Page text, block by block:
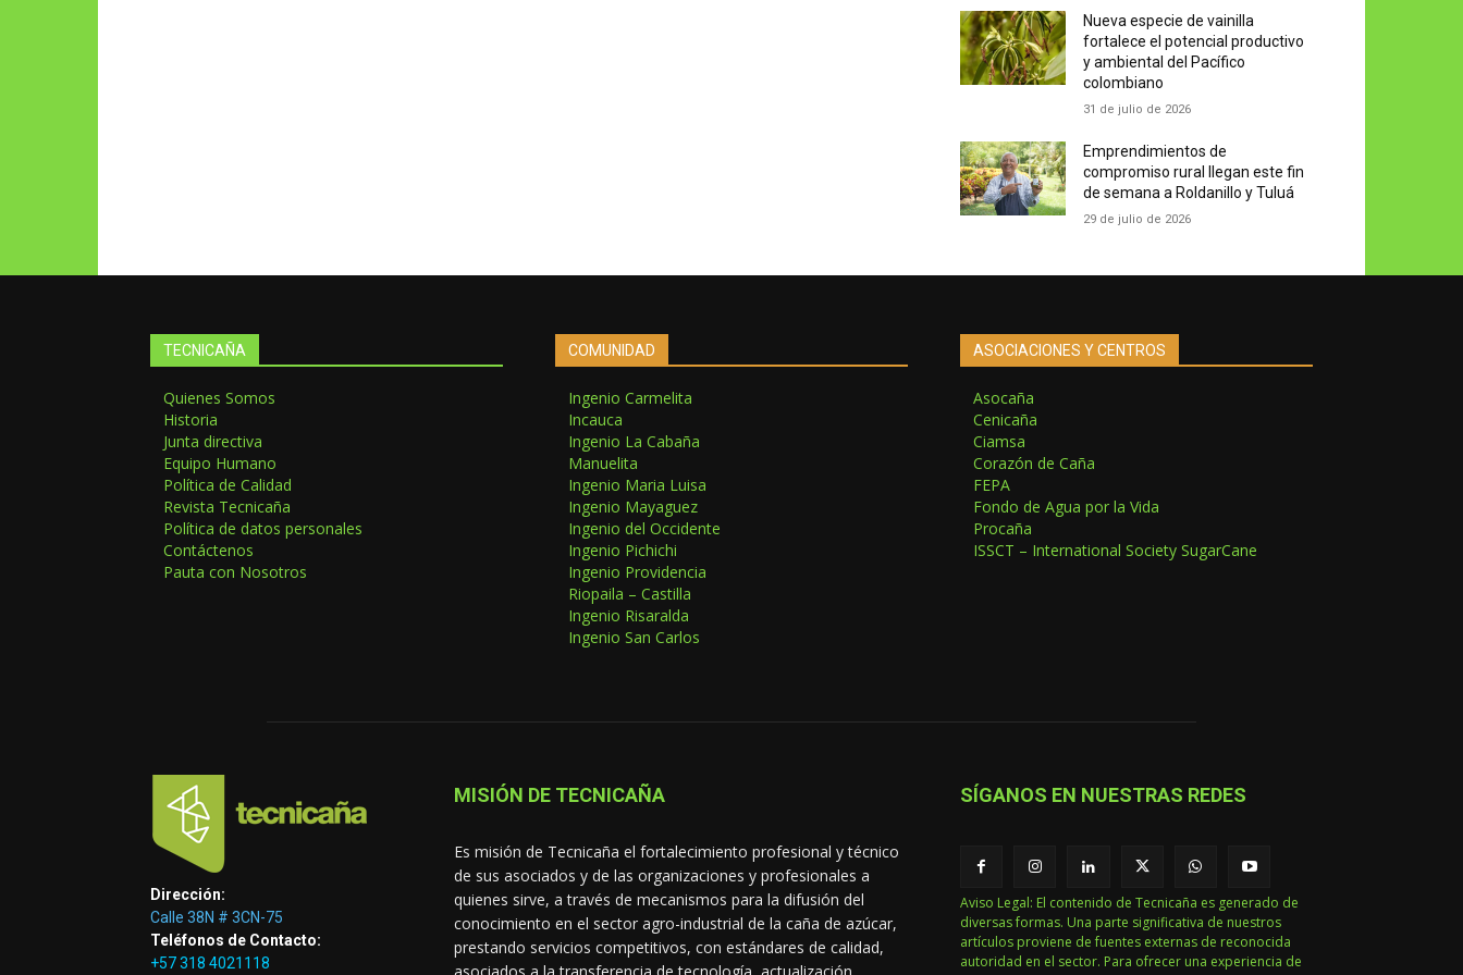
Nueva especie de vainilla
fortalece el potencial productivo
y ambiental del Pacífico
colombiano
31 de julio de 2026
Emprendimientos de
compromiso rural llegan este fin
de semana a Roldanillo y Tuluá
29 de julio de 2026
TECNICAÑA
Quienes Somos
Historia
Junta directiva
Equipo Humano
Política de Calidad
Revista Tecnicaña
Política de datos personales
Contáctenos
Pauta con Nosotros
COMUNIDAD
Ingenio Carmelita
Incauca
Ingenio La Cabaña
Manuelita
Ingenio Maria Luisa
Ingenio Mayaguez
Ingenio del Occidente
Ingenio Pichichi
Ingenio Providencia
Riopaila – Castilla
Ingenio Risaralda
Ingenio San Carlos
ASOCIACIONES Y CENTROS
Asocaña
Cenicaña
Ciamsa
Corazón de Caña
FEPA
Fondo de Agua por la Vida
Procaña
ISSCT – International Society SugarCane
Dirección:
Calle 38N # 3CN-75
Teléfonos de Contacto:
+57 318 4021118
MISIÓN DE TECNICAÑA
Es misión de Tecnicaña el fortalecimiento profesional y técnico
de sus asociados y de las organizaciones y profesionales a
quienes sirve, a través de mecanismos para la difusión del
conocimiento en el sector agro-industrial de la caña de azúcar,
prestando servicios competitivos, con estándares de calidad,
SÍGANOS EN NUESTRAS REDES
Aviso Legal: El contenido de Tecnicaña es generado de
diversas formas. Una parte significativa de nuestros
artículos proviene de fuentes externas de reconocida
autoridad en el sector. Para ofrecer una experiencia de